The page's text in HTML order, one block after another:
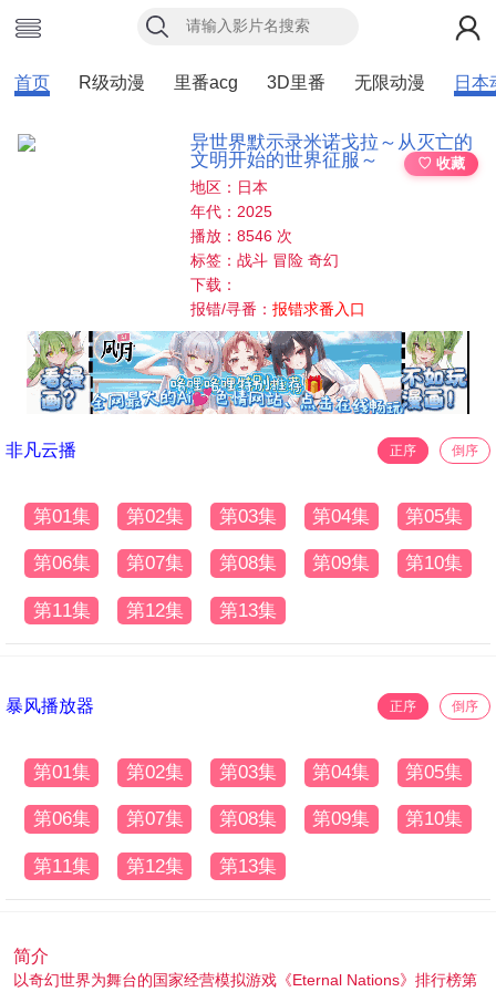
首页 R级动漫 里番acg 3D里番 无限动漫 日本
异世界默示录米诺戈拉～从灭亡的
文明开始的世界征服～
♡ 收藏
地区：日本
年代：2025
播放：8546 次
标签：战斗 冒险 奇幻
下载：
报错/寻番：报错求番入口
非凡云播 正序 倒序
第01集 第02集 第03集 第04集 第05集
第06集 第07集 第08集 第09集 第10集
第11集 第12集 第13集
暴风播放器 正序 倒序
第01集 第02集 第03集 第04集 第05集
第06集 第07集 第08集 第09集 第10集
第11集 第12集 第13集
简介
以奇幻世界为舞台的国家经营模拟游戏《Eternal Nations》排行榜第